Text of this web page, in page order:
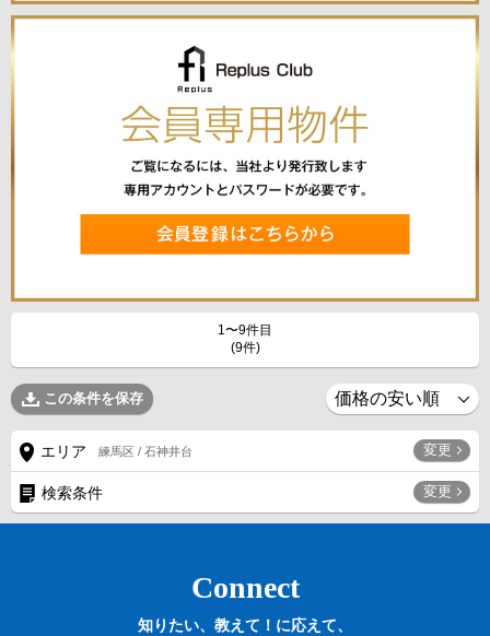
1〜9件目
(9件)
この条件を保存
エリア 練馬区 / 石神井台 変更
検索条件 変更
Connect
知りたい、教えて！に応えて、